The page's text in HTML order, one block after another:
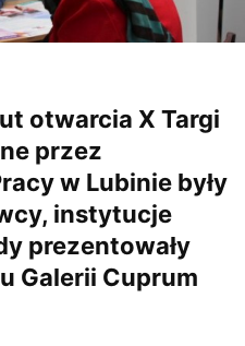
otwarcia X Targi
przez
w Lubinie były
instytucje
prezentowały
Galerii Cuprum